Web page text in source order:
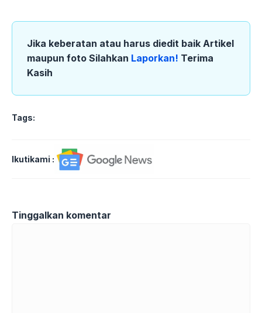
Jika keberatan atau harus diedit baik Artikel
maupun foto Silahkan Laporkan! Terima
Kasih
Tags:
Ikutikami :
Tinggalkan komentar